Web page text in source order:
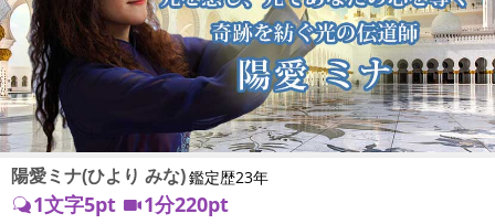
陽愛ミナ(ひより みな)鑑定歴23年
1文字5pt
1分220pt